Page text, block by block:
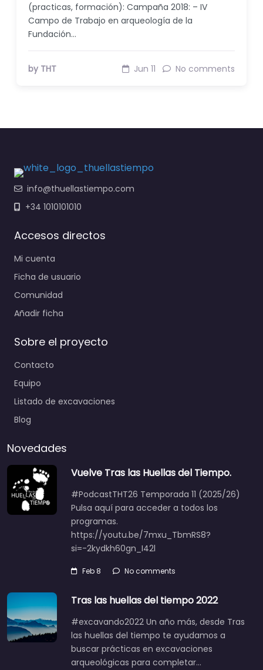
(practicas, formación): Campaña 2018: – IV
Campo de Trabajo en arqueología de la
Fundación…
by THT Jun 11 No comments
info@thuellastiempo.com
+34 1010101010
Accesos directos
Mi cuenta
Ficha de usuario
Comunidad
Añadir ficha
Sobre el proyecto
Contacto
Equipo
Listado de excavaciones
Blog
Novedades
Vuelve Tras las Huellas del Tiempo.
#PodcastTHT26 Temporada 11 (2025/26)
Pulsa aquí para acceder a todos los
programas.
https://youtu.be/7mxu_TbmRS8?
si=-2kydkh60gn_I42l
Feb 8 No comments
Tras las huellas del tiempo 2022
#excavando2022 Un año más, desde Tras
las huellas del tiempo te ayudamos a
buscar prácticas en excavaciones
arqueológicas para completar…